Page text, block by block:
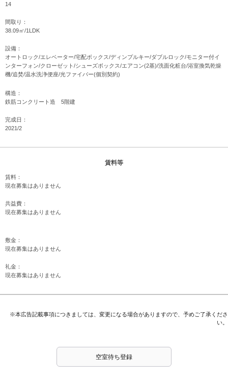
14
間取り：
38.09㎡/1LDK
設備：
オートロック/エレベーター/宅配ボックス/ディンプルキー/ダブルロック/モニター付イ
ンターフォン/クローゼット/シューズボックス/エアコン(2基)/洗面化粧台/浴室換気乾燥
機/追焚/温水洗浄便座/光ファイバー(個別契約)
構造：
鉄筋コンクリート造 5階建
完成日：
2021/2
賃料等
賃料：
現在募集はありません
共益費：
現在募集はありません
敷金：
現在募集はありません
礼金：
現在募集はありません
※本広告記載事項につきましては、変更になる場合がありますので、予めご了承くださ
い。
空室待ち登録